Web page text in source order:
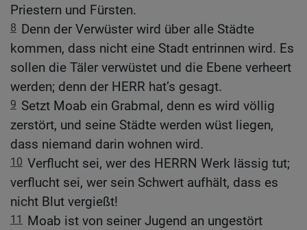
Priestern und Fürsten.
8 Denn der Verwüster wird über alle Städte
kommen, dass nicht eine Stadt entrinnen wird. Es
sollen die Täler verwüstet und die Ebene verheert
werden; denn der HERR hat’s gesagt.
9 Setzt Moab ein Grabmal, denn es wird völlig
zerstört, und seine Städte werden wüst liegen,
dass niemand darin wohnen wird.
10 Verflucht sei, wer des HERRN Werk lässig tut;
verflucht sei, wer sein Schwert aufhält, dass es
nicht Blut vergießt!
11
Moab ist von seiner Jugend an ungestört